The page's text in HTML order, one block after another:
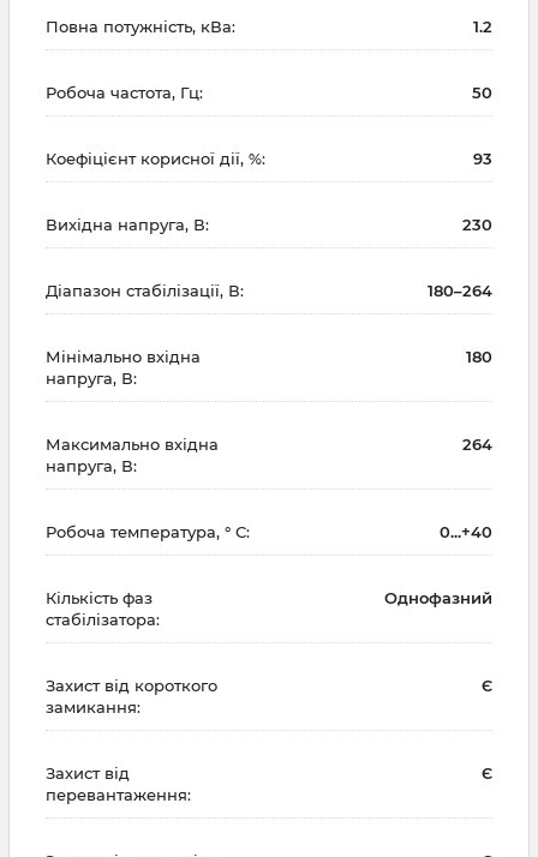
Повна потужність, кВа: 1.2
Робоча частота, Гц: 50
Коефіцієнт корисної дії, %: 93
Вихідна напруга, В: 230
Діапазон стабілізації, В: 180–264
Мінімально вхідна
напруга, В:
180
Максимально вхідна
напруга, В:
264
Робоча температура, ° С: 0...+40
Кількість фаз
стабілізатора:
Однофазний
Захист від короткого
замикання:
Є
Захист від
перевантаження:
Є